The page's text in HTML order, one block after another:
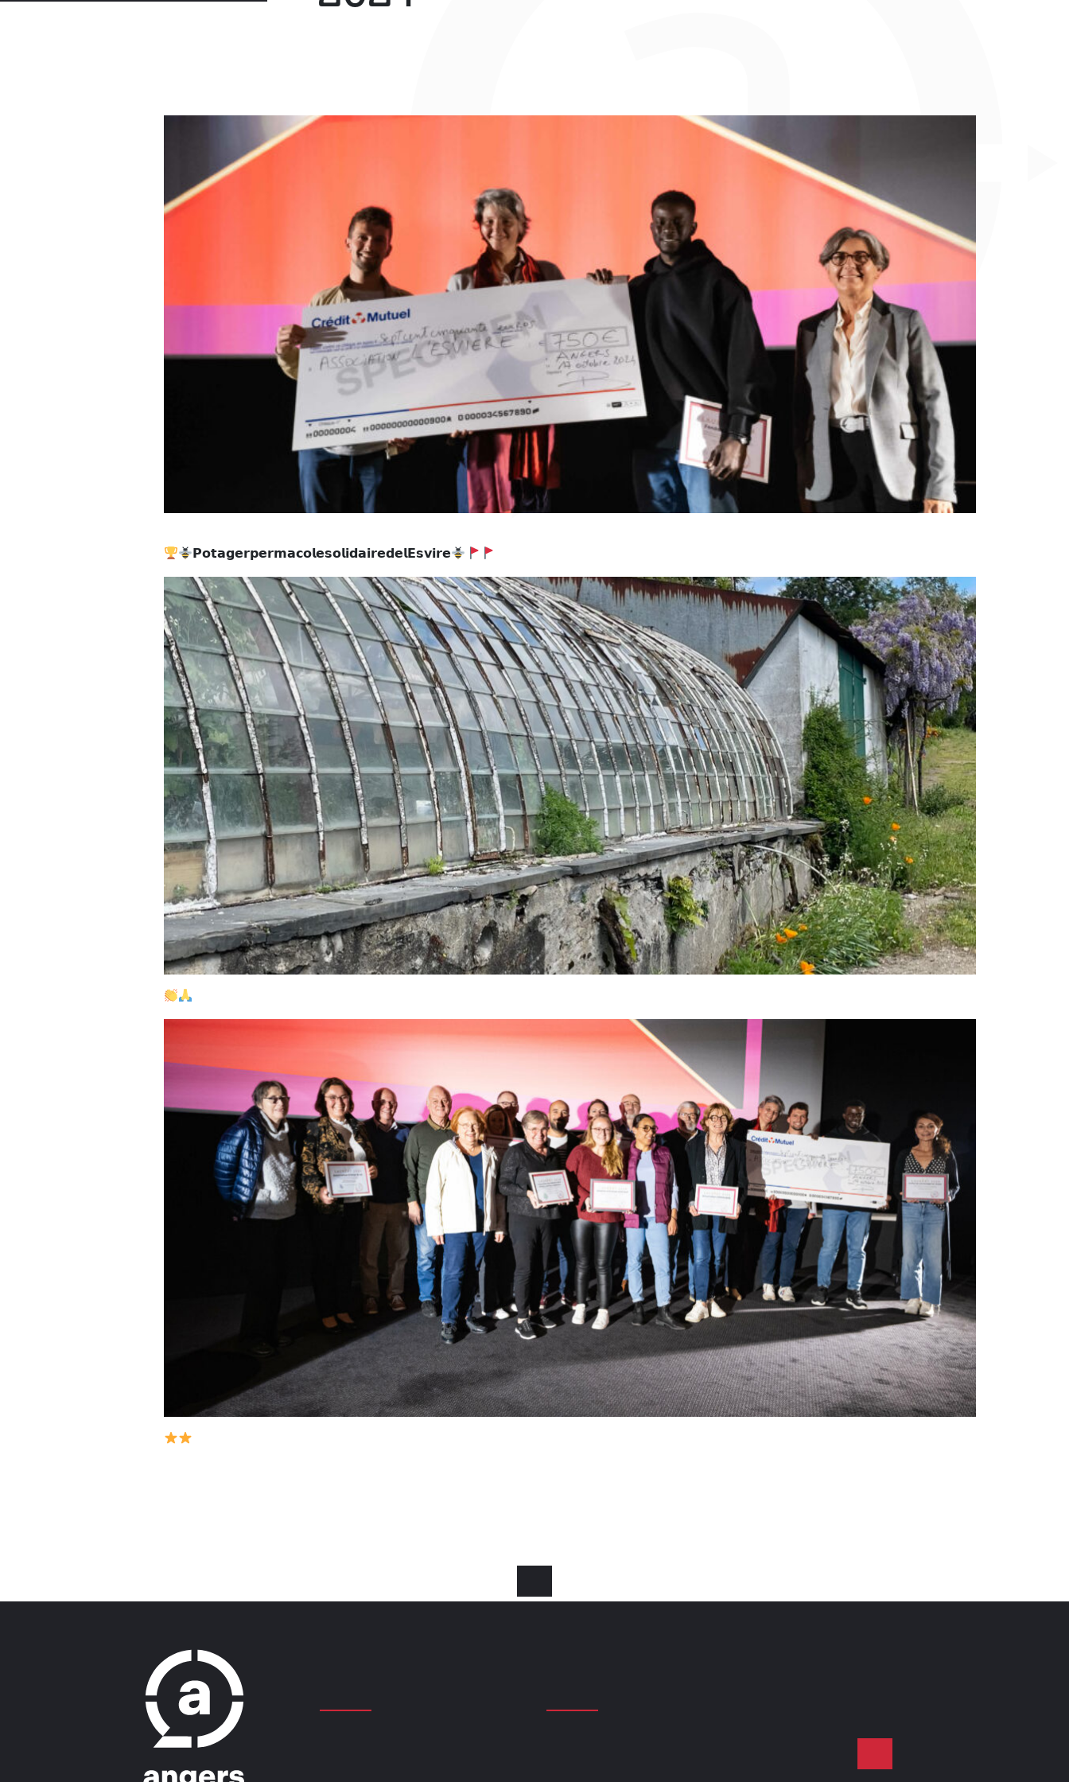
𝗣𝗼𝘁𝗮𝗴𝗲𝗿 𝗽𝗲𝗿𝗺𝗮𝗰𝗼𝗹𝗲 𝘀𝗼𝗹𝗶𝗱𝗮𝗶𝗿𝗲 𝗱𝗲 𝗹’𝗘𝘀𝘃𝗶è𝗿𝗲